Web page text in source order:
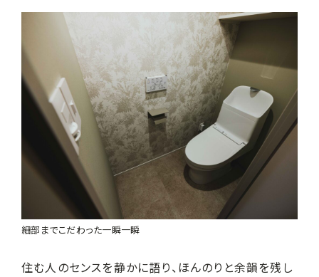
細部までこだわった一瞬一瞬
住む人のセンスを静かに語り、ほんのりと余韻を残し